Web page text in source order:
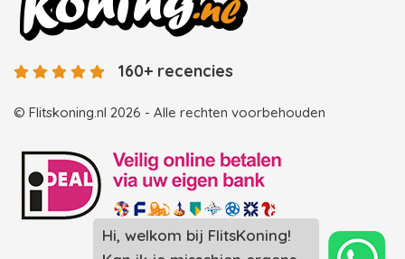
Hi, welkom bij FlitsKoning!
© Flitskoning.nl 2026 - Alle rechten voorbehouden
160+ recencies
Landingspagina overzicht photobooths